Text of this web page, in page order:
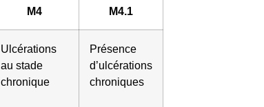
M4 M4.1
Ulcérations
au stade
chronique
Présence
d’ulcérations
chroniques